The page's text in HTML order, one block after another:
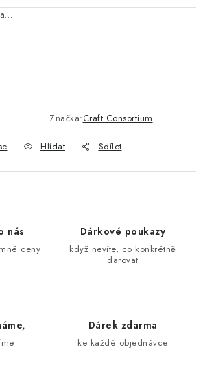
Značka:Craft Consortium
Hlídat Sdílet
nás
ceny
Dárkové poukazy
když nevíte, co konkrétně
darovat
Dárek zdarma
ke každé objednávce